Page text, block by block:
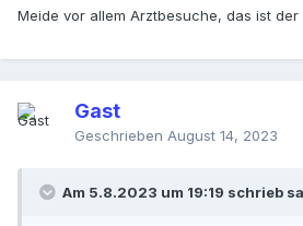
und bemerke seit über 30
35 Jahren
rauche ich nicht mehr, trinke
macht wie früher)
Meide vor allem Arztbesuche, das ist der
Gast
Geschrieben August 14, 2023
Am 5.8.2023 um 19:19 schrieb